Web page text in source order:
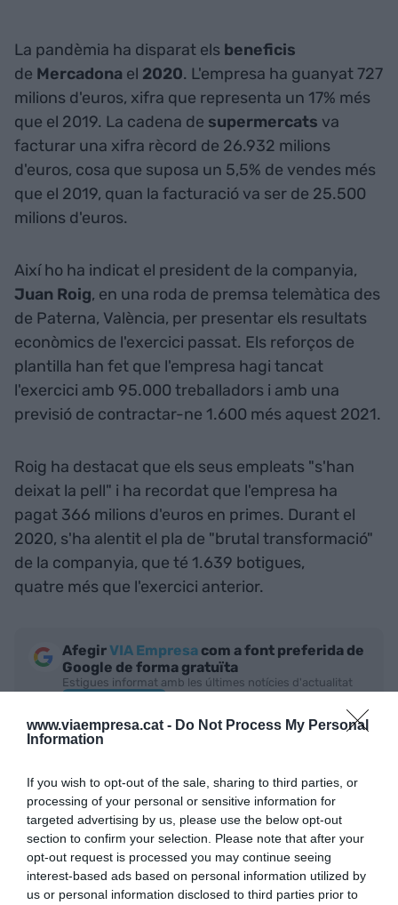
www.viaempresa.cat - Do Not Process My Personal
Information
If you wish to opt-out of the sale, sharing to third parties, or
processing of your personal or sensitive information for
targeted advertising by us, please use the below opt-out
section to confirm your selection. Please note that after your
opt-out request is processed you may continue seeing
interest-based ads based on personal information utilized by
us or personal information disclosed to third parties prior to
La pandèmia ha disparat els beneficis
de Mercadona el 2020. L'empresa ha guanyat 727
milions d'euros, xifra que representa un 17% més
que el 2019. La cadena de supermercats va
facturar una xifra rècord de 26.932 milions
d'euros, cosa que suposa un 5,5% de vendes més
que el 2019, quan la facturació va ser de 25.500
milions d'euros.
Així ho ha indicat el president de la companyia,
Juan Roig, en una roda de premsa telemàtica des
de Paterna, València, per presentar els resultats
econòmics de l'exercici passat. Els reforços de
plantilla han fet que l'empresa hagi tancat
l'exercici amb 95.000 treballadors i amb una
previsió de contractar-ne 1.600 més aquest 2021.
Roig ha destacat que els seus empleats "s'han
deixat la pell" i ha recordat que l'empresa ha
pagat 366 milions d'euros en primes. Durant el
2020, s'ha alentit el pla de "brutal transformació"
de la companyia, que té 1.639 botigues,
quatre més que l'exercici anterior.
AfegirVIA Empresa com a font preferida de
Google de forma gratuïta
Estigues informat amb les últimes notícies d'actualitat
RELACIONADES